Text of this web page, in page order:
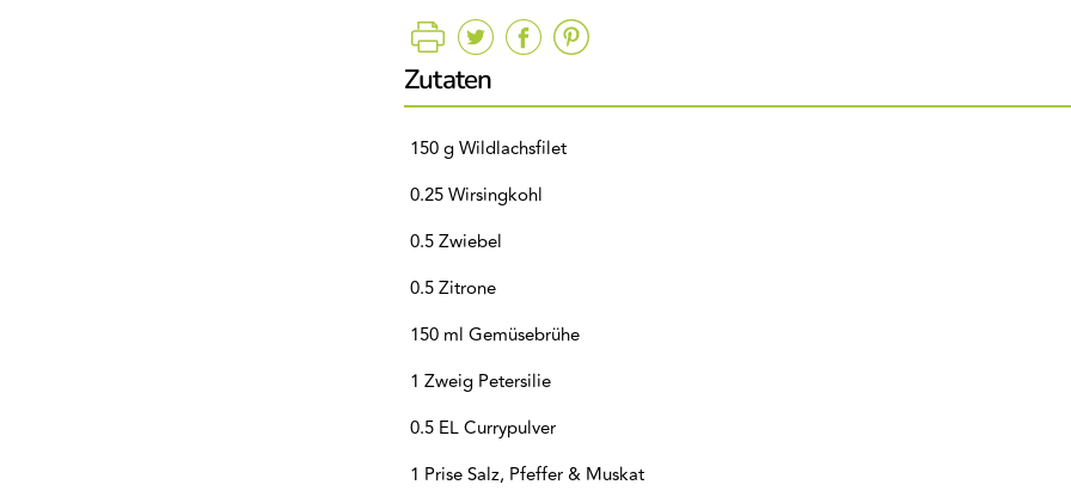
Zutaten
150 g Wildlachsfilet
0.25 Wirsingkohl
0.5 Zwiebel
0.5 Zitrone
150 ml Gemüsebrühe
1 Zweig Petersilie
0.5 EL Currypulver
1 Prise Salz, Pfeffer & Muskat